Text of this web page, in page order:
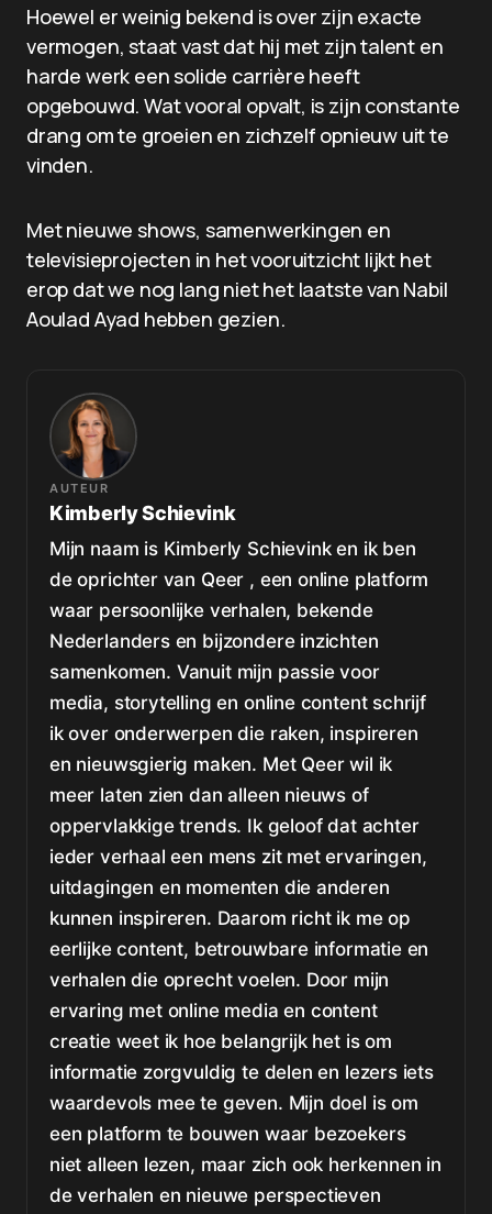
Hoewel er weinig bekend is over zijn exacte
vermogen, staat vast dat hij met zijn talent en
harde werk een solide carrière heeft
opgebouwd. Wat vooral opvalt, is zijn constante
drang om te groeien en zichzelf opnieuw uit te
vinden.
Met nieuwe shows, samenwerkingen en
televisieprojecten in het vooruitzicht lijkt het
erop dat we nog lang niet het laatste van Nabil
Aoulad Ayad hebben gezien.
AUTEUR
Kimberly Schievink
Mijn naam is Kimberly Schievink en ik ben
de oprichter van Qeer , een online platform
waar persoonlijke verhalen, bekende
Nederlanders en bijzondere inzichten
samenkomen. Vanuit mijn passie voor
media, storytelling en online content schrijf
ik over onderwerpen die raken, inspireren
en nieuwsgierig maken. Met Qeer wil ik
meer laten zien dan alleen nieuws of
oppervlakkige trends. Ik geloof dat achter
ieder verhaal een mens zit met ervaringen,
uitdagingen en momenten die anderen
kunnen inspireren. Daarom richt ik me op
eerlijke content, betrouwbare informatie en
verhalen die oprecht voelen. Door mijn
ervaring met online media en content
creatie weet ik hoe belangrijk het is om
informatie zorgvuldig te delen en lezers iets
waardevols mee te geven. Mijn doel is om
een platform te bouwen waar bezoekers
niet alleen lezen, maar zich ook herkennen in
de verhalen en nieuwe perspectieven